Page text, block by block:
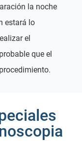
la noche
estará lo
el
que el